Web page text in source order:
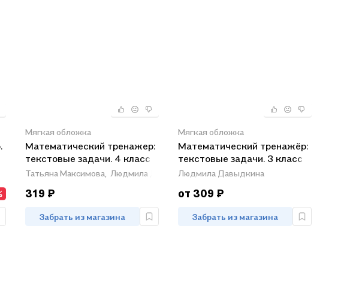
Мягкая обложка
Математический тренажер:
текстовые задачи. 4 класс
Татьяна Максимова, Людмила Давыдкина
319 ₽
Забрать из магазина
Мягкая обложка
Математический тренажёр:
текстовые задачи. 3 класс
Людмила Давыдкина
от 309 ₽
Забрать из магазина